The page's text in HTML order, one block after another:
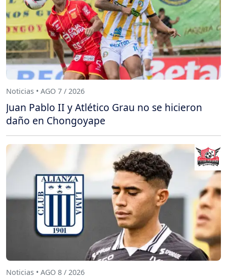
Noticias • AGO 7 / 2026
Juan Pablo II y Atlético Grau no se hicieron
daño en Chongoyape
Noticias • AGO 8 / 2026